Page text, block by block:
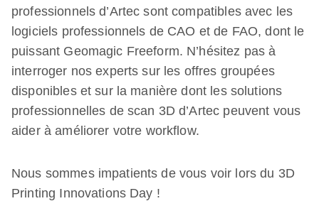
professionnels d’Artec sont compatibles avec les
logiciels professionnels de CAO et de FAO, dont le
puissant Geomagic Freeform. N’hésitez pas à
interroger nos experts sur les offres groupées
disponibles et sur la manière dont les solutions
professionnelles de scan 3D d’Artec peuvent vous
aider à améliorer votre workflow.
Nous sommes impatients de vous voir lors du 3D
Printing Innovations Day !